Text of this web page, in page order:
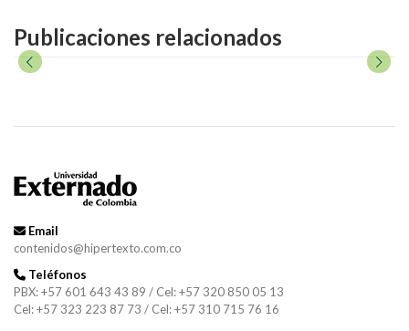
Publicaciones relacionados
Email
contenidos@hipertexto.com.co
Teléfonos
PBX: +57 601 643 43 89 / Cel: +57 320 850 05 13
Cel: +57 323 223 87 73 / Cel: +57 310 715 76 16